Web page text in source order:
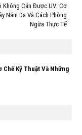
Không Cản Được UV: Cơ
Nám Da Và Cách Phòng
Ngừa Thực Tế
Chế Kỹ Thuật Và Những